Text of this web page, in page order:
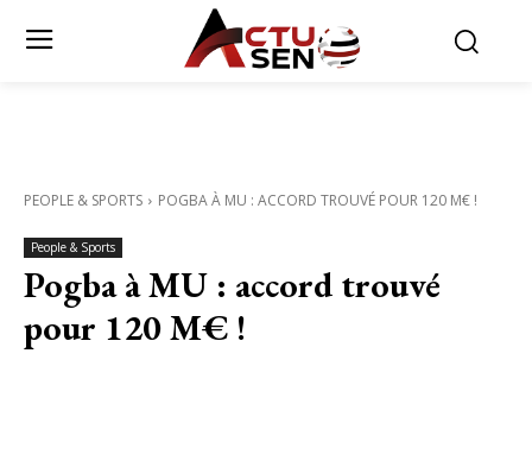
PEOPLE & SPORTS POGBA À MU : ACCORD TROUVÉ POUR 120 M€ !
People & Sports
Pogba à MU : accord trouvé
pour 120 M€ !